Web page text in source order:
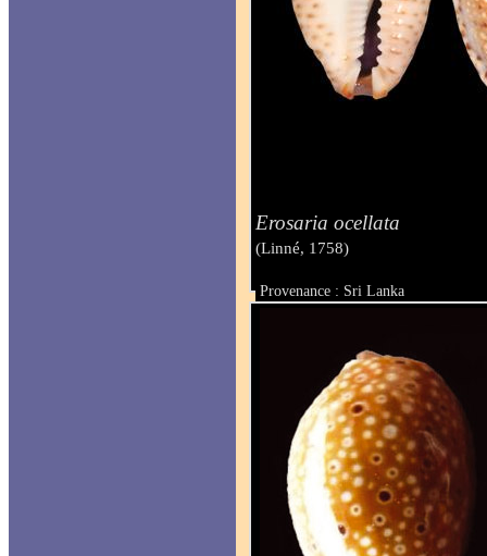
Erosaria ocellata
(Linné, 1758)
Provenance : Sri Lanka
Taille : 24 mm